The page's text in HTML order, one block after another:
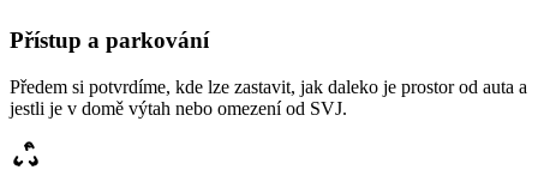
Přístup a parkování
Předem si potvrdíme, kde lze zastavit, jak daleko je prostor od auta a
jestli je v domě výtah nebo omezení od SVJ.